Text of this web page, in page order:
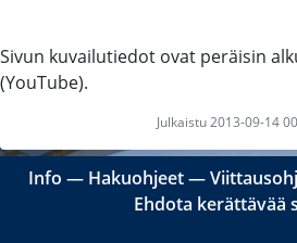
Sivun kuvailutiedot ovat peräisin
(YouTube).
Julkaistu 2013-09-14
Info ― Hakuohjeet―
Ehdota kerättävää